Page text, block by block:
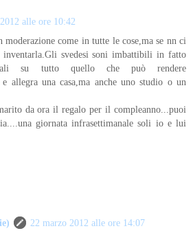
alle ore 10:42
come in tutte le cose,ma se nn ci
inventarla.Gli svedesi soni imbattibili in fatto
su tutto quello che può rendere
e allegra una casa,ma anche uno studio o un
da ora il regalo per il compleanno...puoi
giornata infrasettimanale soli io e lui
22 marzo 2012 alle ore 14:07